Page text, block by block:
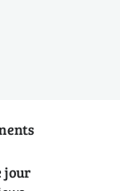
jour